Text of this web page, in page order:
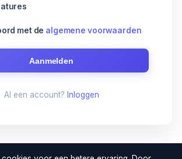
met de algemene voorwaarden
Aanmelden
Al een account? Inloggen